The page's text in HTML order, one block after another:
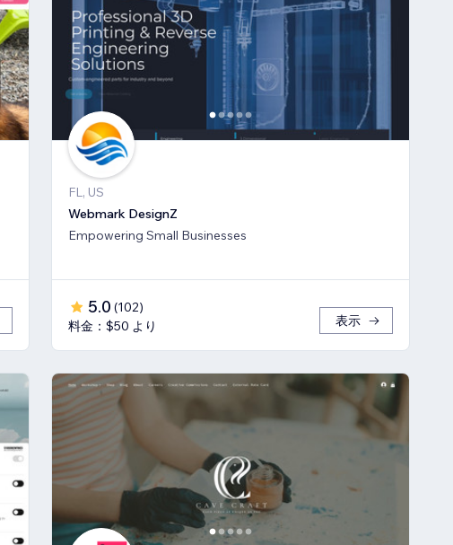
FL, US
Webmark DesignZ
Empowering Small Businesses
5.0 (102)
料金：$50 より
表示